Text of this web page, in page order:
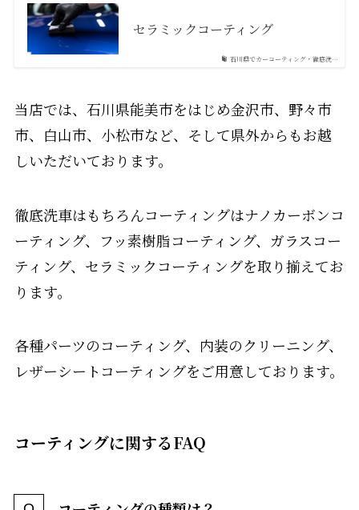
石川県でカーコーティング・徹底洗…
セラミックコーティング
当店では、石川県能美市をはじめ金沢市、野々市
市、白山市、小松市など、そして県外からもお越
しいただいております。
徹底洗車はもちろんコーティングはナノカーボンコ
ーティング、フッ素樹脂コーティング、ガラスコー
ティング、セラミックコーティングを取り揃えてお
ります。
各種パーツのコーティング、内装のクリーニング、
レザーシートコーティングをご用意しております。
コーティングに関するFAQ